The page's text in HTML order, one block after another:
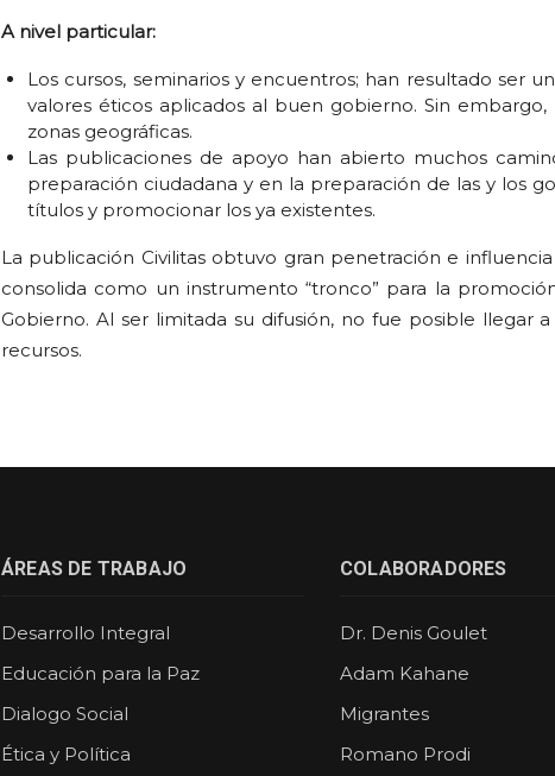
A nivel particular:
Los cursos, seminarios y encuentros; han resultado ser
valores éticos aplicados al buen gobierno. Sin
zonas geográficas.
Las publicaciones de apoyo han abierto muchos
preparación ciudadana y en la preparación de las y los
títulos y promocionar los ya existentes.
La publicación Civilitas obtuvo gran penetración e
consolida como un instrumento “tronco” para la
Gobierno. Al ser limitada su difusión, no fue posible llegar
recursos.
ÁREAS DE TRABAJO
Desarrollo Integral
Educación para la Paz
Dialogo Social
Ética y Política
COLABORADORES
Dr. Denis Goulet
Adam Kahane
Migrantes
Romano Prodi